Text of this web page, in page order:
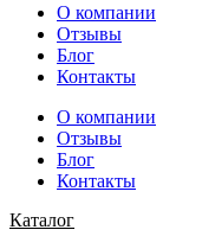
О компании
Отзывы
Блог
Контакты
О компании
Отзывы
Блог
Контакты
Каталог